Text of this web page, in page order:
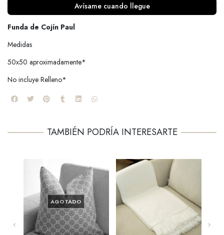
Avísame cuando llegue
Funda de Cojín Paul
Medidas
50x50 aproximadamente*
No incluye Relleno*
TAMBIÉN PODRÍA INTERESARTE
AGOTADO